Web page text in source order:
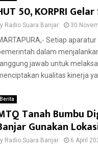
50, KORPRI
Radio Suara Banjar 30
Setiap
dalam
jawab untuk
kualitas kinerja
Berita
Tanah Bumbu
Gunakan
Radio Suara Banjar 6 April